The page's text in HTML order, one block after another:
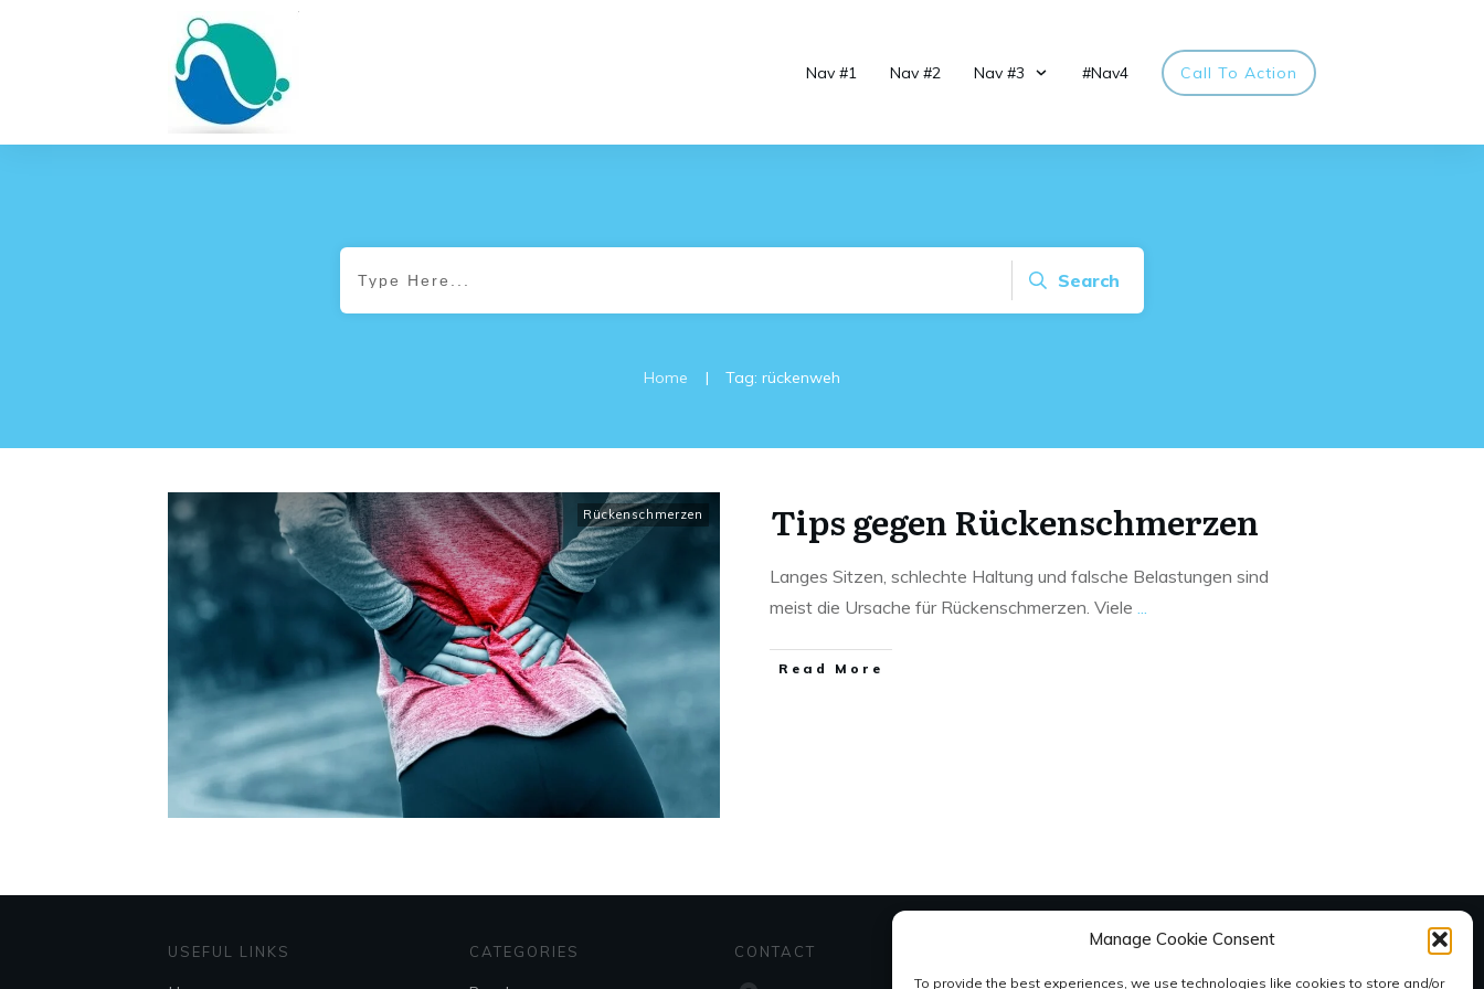
Manage Cookie Consent
To provide the best experiences, we use technologies like cookies to store and/or
Nav #1 Nav #2 Nav #3 #Nav4 Call To Action
Search
Home | Tag: rückenweh
Rückenschmerzen Tips gegen Rückenschmerzen
Langes Sitzen, schlechte Haltung und falsche Belastungen sind
meist die Ursache für Rückenschmerzen. Viele ...
Read More
USEFUL LINKS CATEGORIES CONTACT SOCIAL